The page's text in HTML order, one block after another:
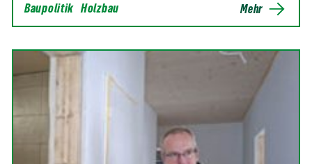
Baupolitik Holzbau Mehr